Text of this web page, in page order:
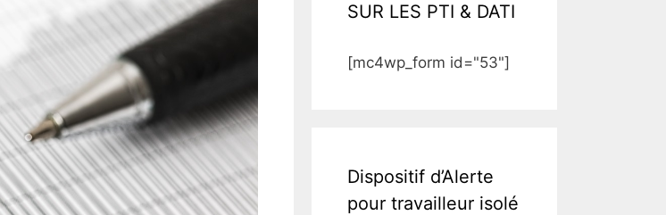
SUR LES PTI & DATI
[mc4wp_form id="53"]
Dispositif d’Alerte
pour travailleur isolé